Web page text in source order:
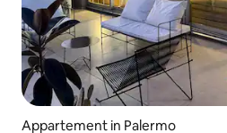
Appartement in Palermo